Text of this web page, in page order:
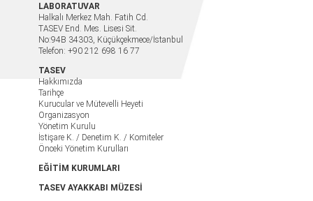
LABORATUVAR
Halkalı Merkez Mah. Fatih Cd.
TASEV End. Mes. Lisesi Sit.
No:94B 34303, Küçükçekmece/İstanbul
Telefon: +90 212 698 16 77
TASEV
Hakkımızda
Tarihçe
Kurucular ve Mütevelli Heyeti
Organizasyon
Yönetim Kurulu
İstişare K. / Denetim K. / Komiteler
Önceki Yönetim Kurulları
EĞİTİM KURUMLARI
TASEV AYAKKABI MÜZESİ